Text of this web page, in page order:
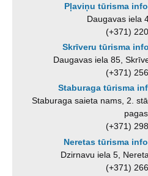
Pļaviņu tūrisma
Daugavas iela
(+371)
Skrīveru tūrisma
Daugavas iela 85,
(+371)
Staburaga tūrisma
Staburaga saieta nams, 2.
(+371)
Neretas tūrisma
Dzirnavu iela 5,
(+371)